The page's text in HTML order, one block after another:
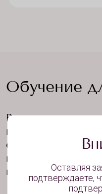
Обучение
В зависимости от
подобрать для
обучения. Если вы
максимальное
портфолио -Оставляя
подтверждаете,